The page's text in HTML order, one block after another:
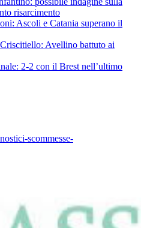
risarcimento
Ascoli e Catania superano il
Avellino battuto ai
2-2 con il Brest nell’ultimo